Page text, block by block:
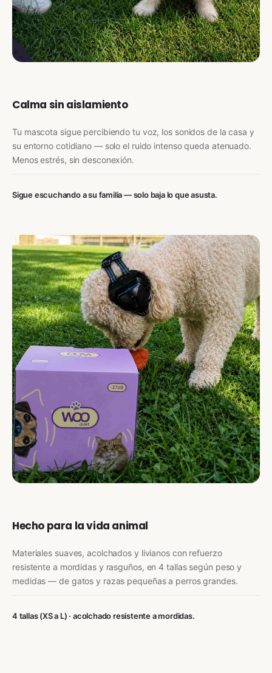
Calma sin aislamiento
Tu mascota sigue percibiendo tu voz, los sonidos de la casa y
su entorno cotidiano — solo el ruido intenso queda atenuado.
Menos estrés, sin desconexión.
Sigue escuchando a su familia — solo baja lo que asusta.
Hecho para la vida animal
Materiales suaves, acolchados y livianos con refuerzo
resistente a mordidas y rasguños, en 4 tallas según peso y
medidas — de gatos y razas pequeñas a perros grandes.
4 tallas (XS a L) · acolchado resistente a mordidas.